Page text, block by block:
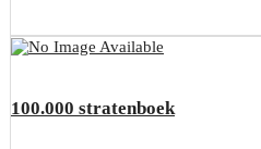
100.000 stratenboek